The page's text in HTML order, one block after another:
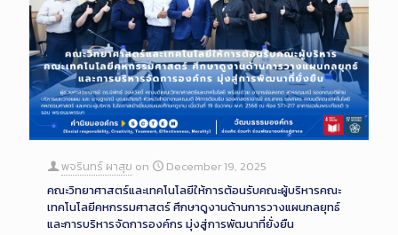
พจรินทร์ ผาสุข on
December 19, 2025
คณะวิทยาศาสตร์และเทคโนโลยีให้การต้อนรับคณะผู้บริหารคณะ
เทคโนโลยีคหกรรมศาสตร์ ศึกษาดูงานด้านการวางแผนกลยุทธ์
และการบริหารจัดการองค์กร มุ่งสู่การพัฒนาที่ยั่งยืน